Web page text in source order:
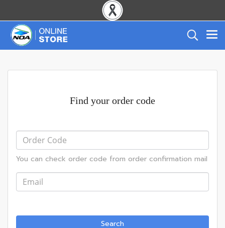
Find your order code
You can check order code from order confirmation mail
Search